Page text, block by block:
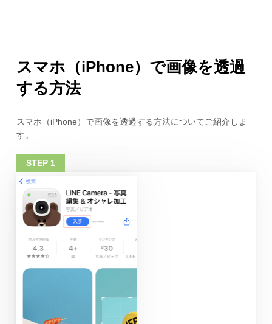
スマホ（iPhone）で画像を透過
する方法
スマホ（iPhone）で画像を透過する方法についてご紹介しま
す。